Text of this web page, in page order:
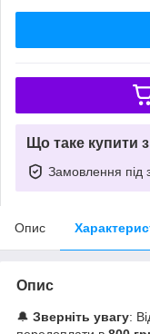
Що таке купити
Замовлення під
Опис
Опис
🔔 Зверніть увагу: